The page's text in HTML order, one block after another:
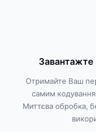
Отримайте Ваш
самим
Миттєва обробка,